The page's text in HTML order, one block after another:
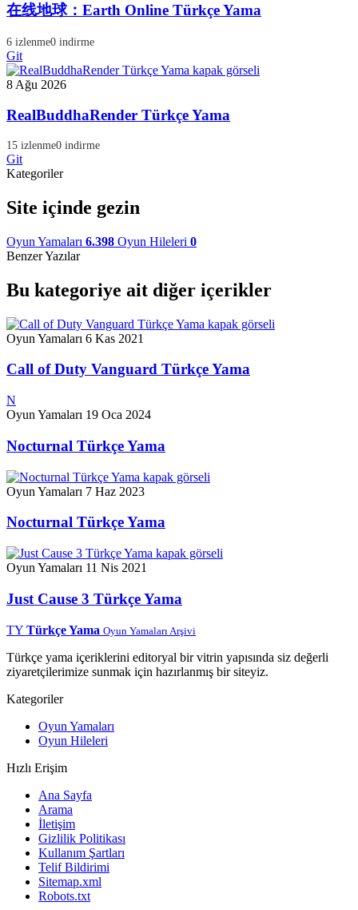
在线地球：Earth Online Türkçe Yama
6 izlenme0 indirme
Git
8 Ağu 2026
RealBuddhaRender Türkçe Yama
15 izlenme0 indirme
Git
Kategoriler
Site içinde gezin
Oyun Yamaları 6.398 Oyun Hileleri 0
Benzer Yazılar
Bu kategoriye ait diğer içerikler
Oyun Yamaları 6 Kas 2021
Call of Duty Vanguard Türkçe Yama
N
Oyun Yamaları 19 Oca 2024
Nocturnal Türkçe Yama
Oyun Yamaları 7 Haz 2023
Nocturnal Türkçe Yama
Oyun Yamaları 11 Nis 2021
Just Cause 3 Türkçe Yama
TY Türkçe Yama Oyun Yamaları Arşivi
Türkçe yama içeriklerini editoryal bir vitrin yapısında siz değerli
ziyaretçilerimize sunmak için hazırlanmış bir siteyiz.
Kategoriler
Oyun Yamaları
Oyun Hileleri
Hızlı Erişim
Ana Sayfa
Arama
İletişim
Gizlilik Politikası
Kullanım Şartları
Telif Bildirimi
Sitemap.xml
Robots.txt